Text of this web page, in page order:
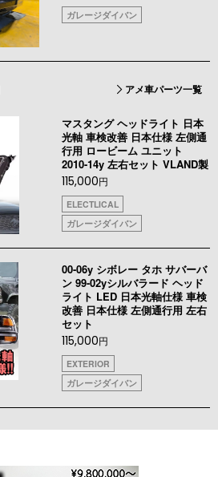
ガレージダイバン
アメ車パーツ一覧
マスタング ヘッドライト 日本
光軸 車検改善 日本仕様 左側通
行用 ロービーム ユニット
2010-14y 左右セット VLAND製
115,000円
ELECTLICAL
ガレージダイバン
00-06y シボレー タホ サバーバ
ン 99-02yシルバラード ヘッド
ライト LED 日本光軸仕様 車検
改善 日本仕様 左側通行用 左右
セット
115,000円
EXTERIOR
ガレージダイバン